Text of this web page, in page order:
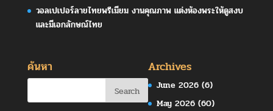
วอลเปเปอร์ลายไทยพรีเมียม งานคุณภาพ แต่งห้องพระให้ดูสงบ
และมีเอกลักษณ์ไทย
ค้นหา Archives
June 2026 (6)
May 2026 (60)